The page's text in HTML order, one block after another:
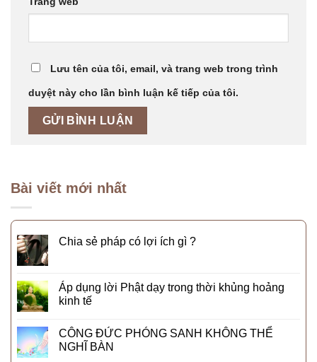
Lưu tên của tôi, email, và trang web trong trình
duyệt này cho lần bình luận kế tiếp của tôi.
Bài viết mới nhất
Chia sẻ pháp có lợi ích gì ?
Áp dụng lời Phật dạy trong thời khủng hoảng
kinh tế
CÔNG ĐỨC PHÓNG SANH KHÔNG THỂ
NGHĨ BÀN